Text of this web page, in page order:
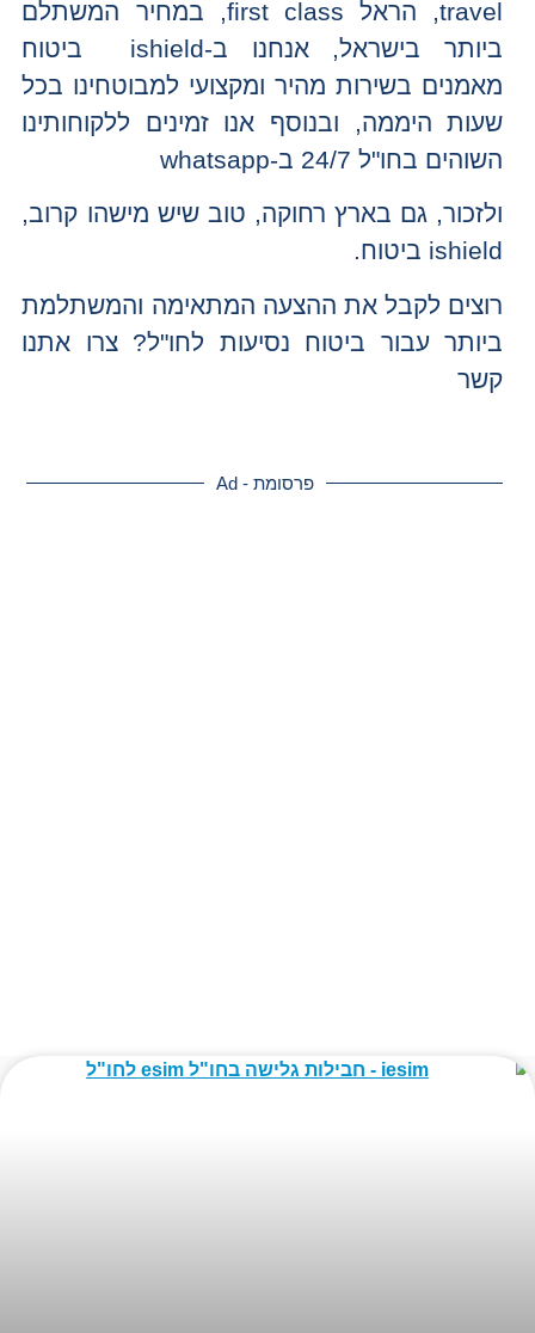
travel, הראל first class, במחיר המשתלם
ביותר בישראל, אנחנו ב-ishield ביטוח
מאמנים בשירות מהיר ומקצועי למבוטחינו בכל
שעות היממה, ובנוסף אנו זמינים ללקוחותינו
השוהים בחו"ל 24/7 ב-whatsapp
ולזכור, גם בארץ רחוקה, טוב שיש מישהו קרוב,
ishield ביטוח.
רוצים לקבל את ההצעה המתאימה והמשתלמת
ביותר עבור ביטוח נסיעות לחו"ל? צרו אתנו
קשר
פרסומת - Ad